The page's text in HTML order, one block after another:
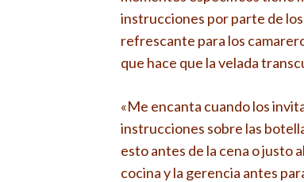
instrucciones por parte de
refrescante para los
que hace que la velada
«Me encanta cuando los
instrucciones sobre las
esto antes de la cena o justo
cocina y la gerencia antes